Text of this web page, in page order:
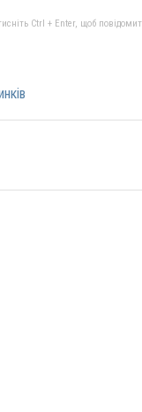
Ctrl + Enter, щоб